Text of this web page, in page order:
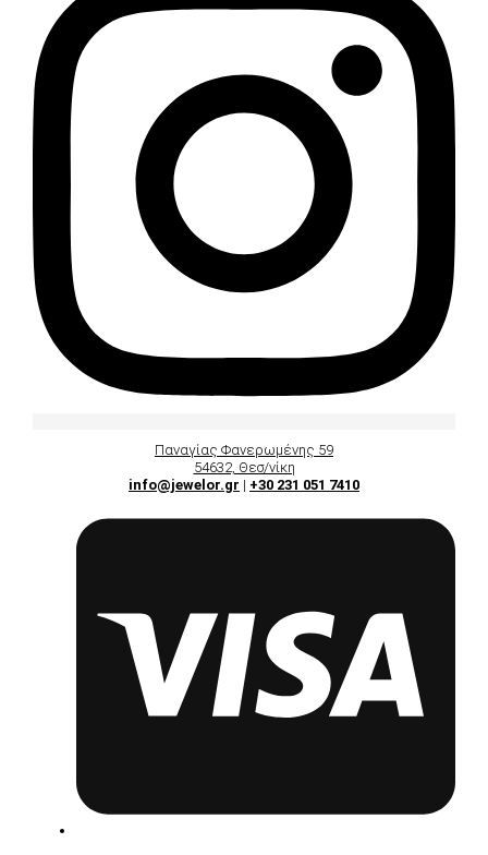
Παναγίας Φανερωμένης 59
54632, Θεσ/νίκη
info@jewelor.gr | +30 231 051 7410